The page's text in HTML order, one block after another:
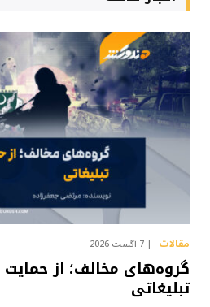
مقالات 7 آگست 2026
گروه‌های مخالف؛ از
تبلیغاتی